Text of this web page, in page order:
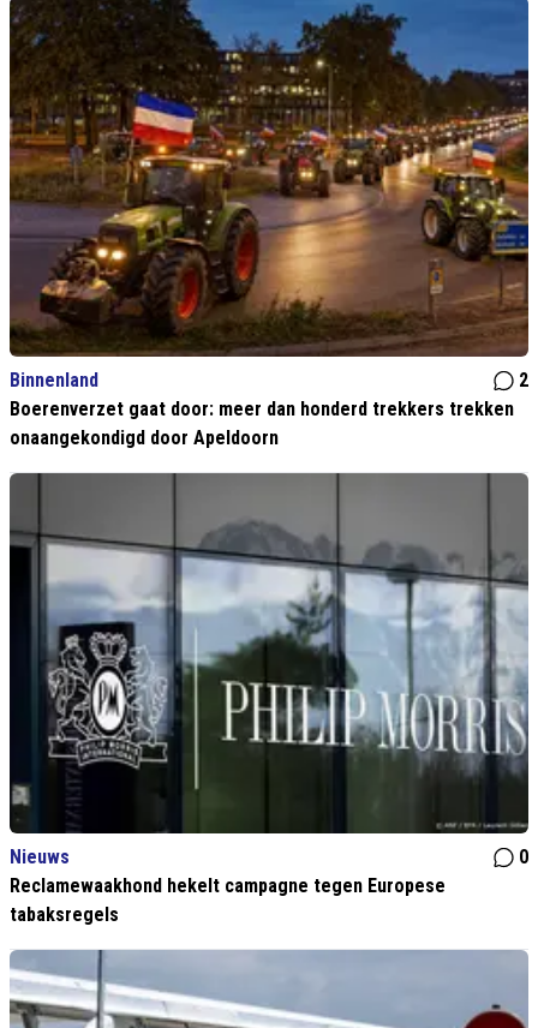
Binnenland
2
Boerenverzet gaat door: meer dan honderd trekkers trekken
onaangekondigd door Apeldoorn
Nieuws
0
Reclamewaakhond hekelt campagne tegen Europese
tabaksregels